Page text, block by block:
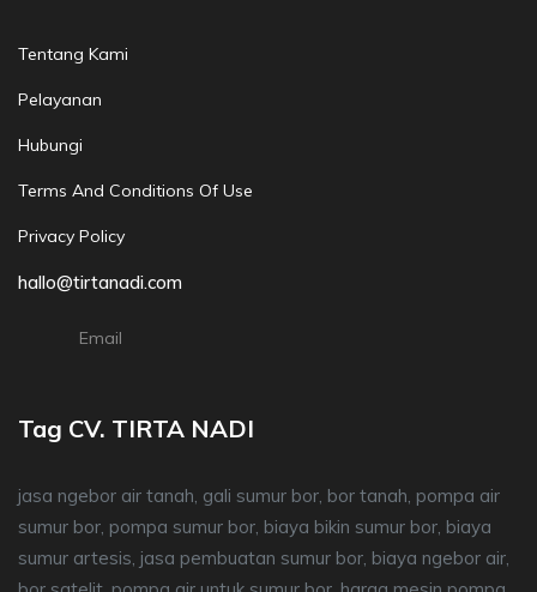
Tentang Kami
Pelayanan
Hubungi
Terms And Conditions Of Use
Privacy Policy
hallo@tirtanadi.com
Email
Tag CV. TIRTA NADI
jasa ngebor air tanah, gali sumur bor, bor tanah, pompa air
sumur bor, pompa sumur bor, biaya bikin sumur bor, biaya
sumur artesis, jasa pembuatan sumur bor, biaya ngebor air,